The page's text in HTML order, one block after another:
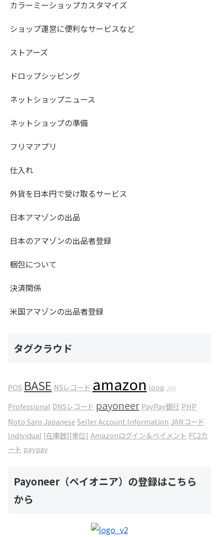
カラーミーショップカスタマイズ
ショップ運営に便利なサービスなど
ストアーズ
ドロップシッピング
ネットショップニュース
ネットショップの準備
フリマアプリ
仕入れ
外貨を日本円で受け取るサービス
日本アマゾンの出品
日本のアマゾンの出品者登録
梱包について
決済関係
米国アマゾンの出品者登録
タグクラウド
POS BASE NSレコード amazon loop JAN
Professional DNSレコード payoneer PayPay銀行 PHP
Noto Sans Japanese Seller Account Information JANコード
Individual [在庫数][単位] Amazonログイン＆ペイメント FC2カ
ート paypay
Payoneer（ペイオニア）の登録はこちら
から